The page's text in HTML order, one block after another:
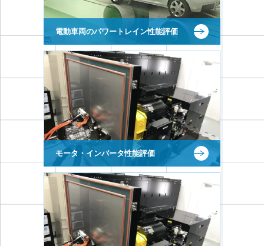
電動車両のパワートレイン性能評価
モータ・インバータ性能評価